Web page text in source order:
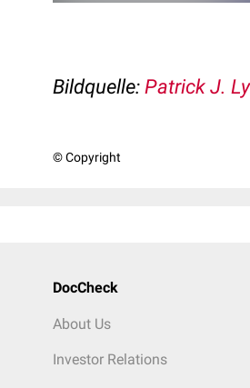
Bildquelle: Patrick J.
© Copyright
DocCheck
About Us
Investor Relations